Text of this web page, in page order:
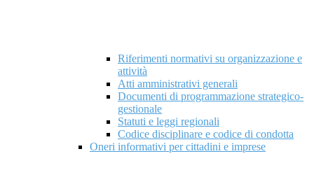
Riferimenti normativi su organizzazione e
attività
Atti amministrativi generali
Documenti di programmazione strategico-
gestionale
Statuti e leggi regionali
Codice disciplinare e codice di condotta
Oneri informativi per cittadini e imprese